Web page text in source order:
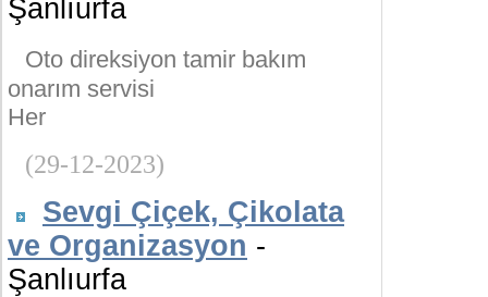
Şanlıurfa
Oto direksiyon tamir bakım
onarım servisi
Her
(29-12-2023)
Sevgi Çiçek, Çikolata
ve Organizasyon -
Şanlıurfa